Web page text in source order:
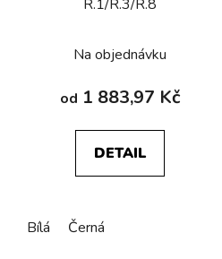
R.1/R.3/R.8
Na objednávku
od 1 883,97 Kč
DETAIL
Bílá Černá